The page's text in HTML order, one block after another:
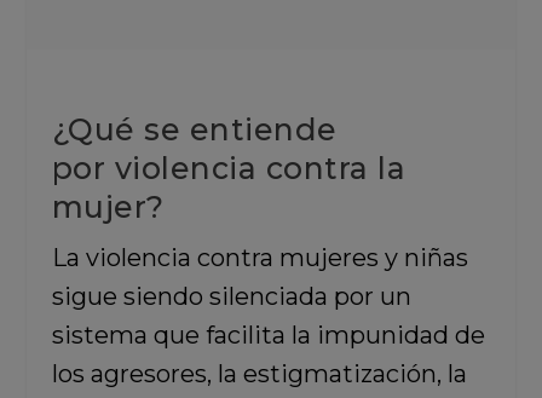
¿Qué se entiende
por violencia contra la
mujer?
La violencia contra mujeres y niñas
sigue siendo silenciada por un
sistema que facilita la impunidad de
los agresores, la estigmatización, la